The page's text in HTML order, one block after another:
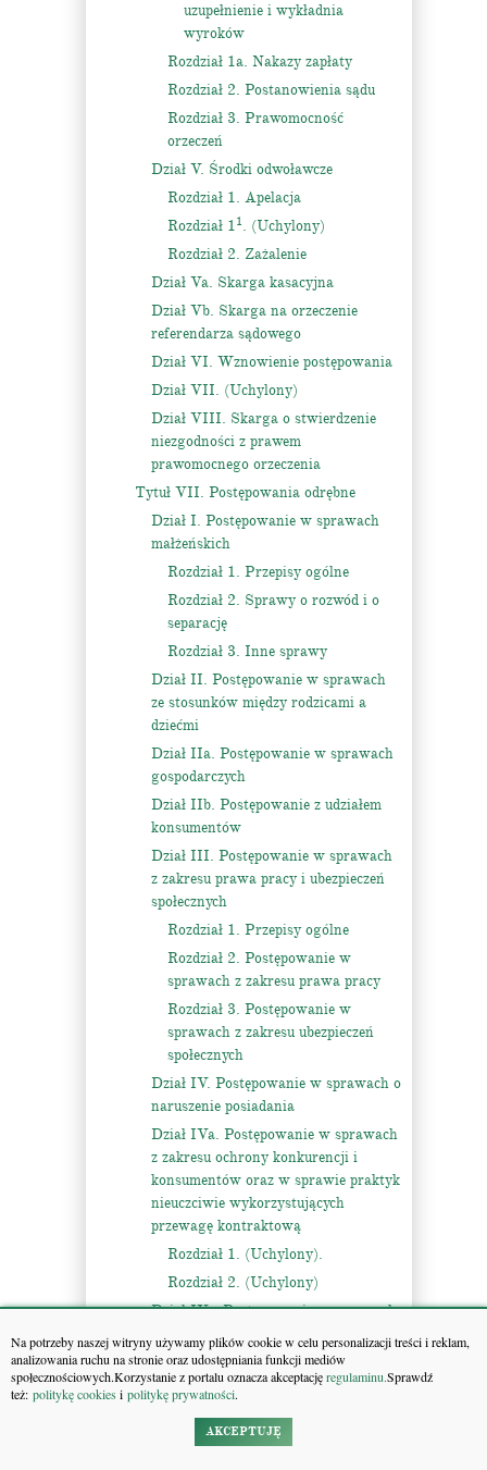
Na potrzeby naszej witryny używamy plików cookie w celu personalizacji treści i reklam,
analizowania ruchu na stronie oraz udostępniania funkcji mediów
społecznościowych.Korzystanie z portalu oznacza akceptacjęregulaminu.Sprawdź
też: politykę cookiesi politykę prywatności.
AKCEPTUJĘ
uzupełnienie i wykładnia
wyroków
Rozdział 1a. Nakazy zapłaty
Rozdział 2. Postanowienia sądu
Rozdział 3. Prawomocność
orzeczeń
Dział V. Środki odwoławcze
Rozdział 1. Apelacja
Rozdział 11. (Uchylony)
Rozdział 2. Zażalenie
Dział Va. Skarga kasacyjna
Dział Vb. Skarga na orzeczenie
referendarza sądowego
Dział VI. Wznowienie postępowania
Dział VII. (Uchylony)
Dział VIII. Skarga o stwierdzenie
niezgodności z prawem
prawomocnego orzeczenia
Tytuł VII. Postępowania odrębne
Dział I. Postępowanie w sprawach
małżeńskich
Rozdział 1. Przepisy ogólne
Rozdział 2. Sprawy o rozwód i o
separację
Rozdział 3. Inne sprawy
Dział II. Postępowanie w sprawach
ze stosunków między rodzicami a
dziećmi
Dział IIa. Postępowanie w sprawach
gospodarczych
Dział IIb. Postępowanie z udziałem
konsumentów
Dział III. Postępowanie w sprawach
z zakresu prawa pracy i ubezpieczeń
społecznych
Rozdział 1. Przepisy ogólne
Rozdział 2. Postępowanie w
sprawach z zakresu prawa pracy
Rozdział 3. Postępowanie w
sprawach z zakresu ubezpieczeń
społecznych
Dział IV. Postępowanie w sprawach o
naruszenie posiadania
Dział IVa. Postępowanie w sprawach
z zakresu ochrony konkurencji i
konsumentów oraz w sprawie praktyk
nieuczciwie wykorzystujących
przewagę kontraktową
Rozdział 1. (Uchylony).
Rozdział 2. (Uchylony)
Dział IVc. Postępowanie w sprawach
z zakresu regulacji energetyki
Dział IVd. Postępowanie w sprawach
z zakresu regulacji komunikacji
elektronicznej i poczty
Dział IVe. Postępowanie w sprawach